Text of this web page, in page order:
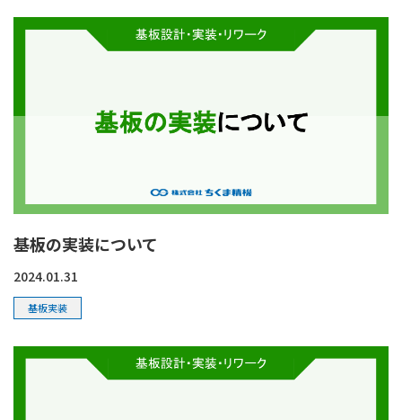
基板の実装について
2024.01.31
基板実装